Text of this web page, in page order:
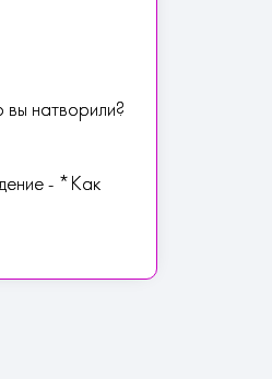
натворили?
- *Как